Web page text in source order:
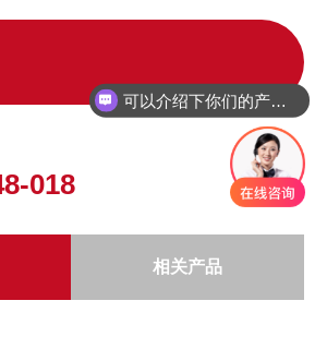
018
相关产品
可以介绍下你们的产品么